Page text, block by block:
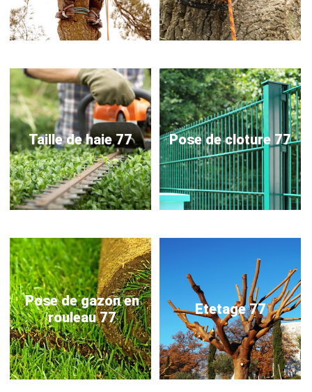
Taille de haie 77 Pose de cloture 77
Pose de gazon en
rouleau 77
Etetage 77